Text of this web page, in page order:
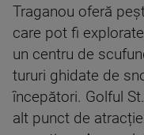
Traganou oferă
care pot fi
un centru de
tururi ghidate de
începători. Golful
alt punct de